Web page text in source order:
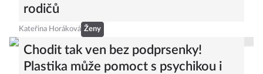
rodičů
Kateřina Horáková Ženy
Chodit tak ven bez podprsenky!
Plastika může pomoct s psychikou i